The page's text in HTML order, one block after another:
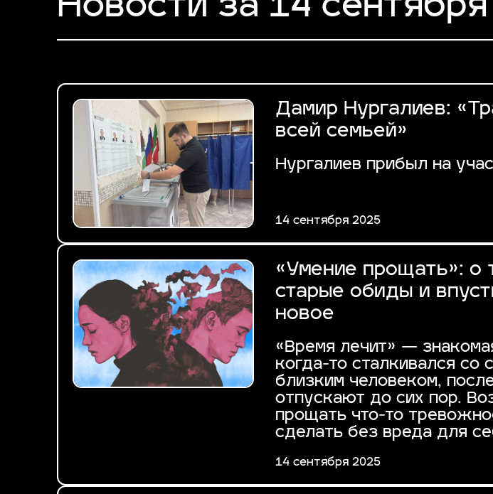
Новости за 14
Дамир Нургалиев:
всей семьей»
Нургалиев прибыл на
14 сентября 2025
«Умение прощать»: о
старые обиды и
новое
«Время лечит» —
когда-то сталкивался со
близким человеком,
отпускают до сих пор.
прощать что-то
сделать без вреда для
14 сентября 2025